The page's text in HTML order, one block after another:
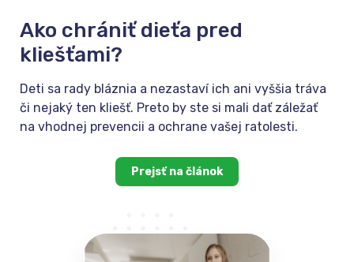
Ako chrániť dieťa pred
kliešťami?
Deti sa rady bláznia a nezastaví ich ani vyššia tráva
či nejaký ten kliešť. Preto by ste si mali dať záležať
na vhodnej prevencii a ochrane vašej ratolesti.
Prejsť na článok